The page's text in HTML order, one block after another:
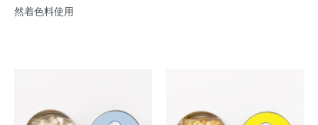
然着色料使用